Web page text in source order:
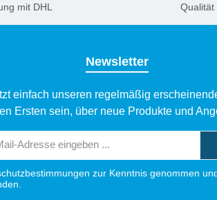
mit DHL Qualität
Newsletter
einfach unseren regelmäßig
Ersten sein, über neue Produkte und
Mail-
Adresse*
zur Kenntnis genommen